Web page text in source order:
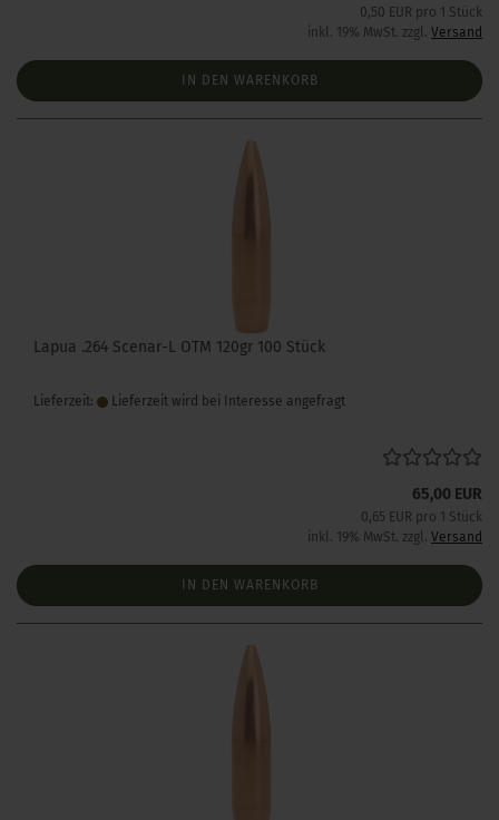
0,50 EUR pro 1 Stück
inkl. 19% MwSt. zzgl. Versand
IN DEN WARENKORB
Lapua .264 Scenar-L OTM 120gr 100 Stück
Lieferzeit: Lieferzeit wird bei Interesse angefragt
65,00 EUR
0,65 EUR pro 1 Stück
inkl. 19% MwSt. zzgl. Versand
IN DEN WARENKORB